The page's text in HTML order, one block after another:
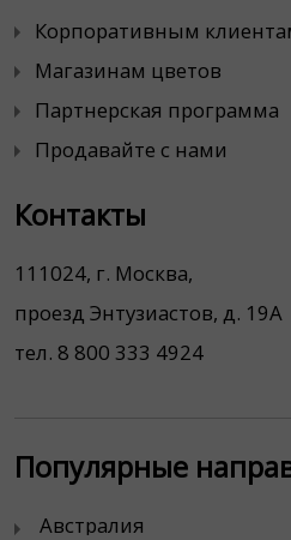
Корпоративным
Магазинам цветов
Партнерская программа
Продавайте с нами
Контакты
111024, г. Москва,
проезд Энтузиастов, д. 19А
тел. 8 800 333 4924
Популярные
Австралия